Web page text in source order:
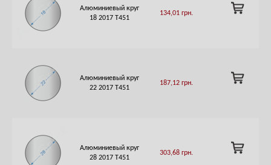
Алюминиевый круг
18 2017 T451
134,01 грн.
ADD
TO
Алюминиевый круг
22 2017 T451
187,12 грн.
ADD
TO
Алюминиевый круг
28 2017 T451
303,68 грн.
ADD
TO